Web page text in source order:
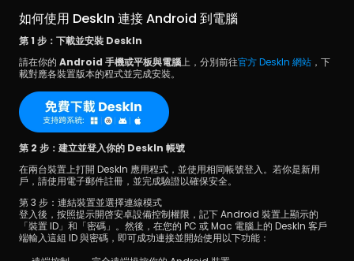
如何使用 DeskIn 連接 Android 到電腦
第 1 步：下載並安裝 DeskIn
請在你的 Android 手機或平板與電腦上，分別前往官方 DeskIn 網站 ，下
載對應各裝置版本的程式並完成安裝。
第 2 步：建立並登入你的 DeskIn 帳號
在兩台裝置上打開 DeskIn 應用程式，並使用相同帳號登入。若你是新用
戶，請使用電子郵件註冊，並完成驗證以確保安全。
第 3 步：連結裝置並選擇連線模式
登入後，按照提示開啓安卓設備控制權限，記下 Android 裝置上顯示的
「裝置 ID」和「密碼」。然後，在您的 PC 或 Mac 電腦上的 DeskIn 客戶
端輸入這組 ID 與密碼，即可成功連接並開始使用以下功能：